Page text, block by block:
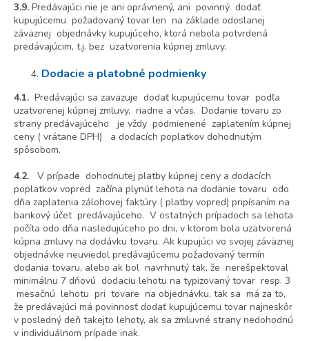
3.9. Predávajúci nie je ani oprávnený, ani povinný dodať
kupujúcemu požadovaný tovar len na základe odoslanej
záväznej objednávky kupujúceho, ktorá nebola potvrdená
predávajúcim, t.j. bez uzatvorenia kúpnej zmluvy.
Dodacie a platobné podmienky
4.1. Predávajúci sa zaväzuje dodať kupujúcemu tovar podľa
uzatvorenej kúpnej zmluvy, riadne a včas. Dodanie tovaru zo
strany predávajúceho je vždy podmienené zaplatením kúpnej
ceny ( vrátane DPH) a dodacích poplatkov dohodnutým
spôsobom.
4.2. V prípade dohodnutej platby kúpnej ceny a dodacích
poplatkov vopred začína plynúť lehota na dodanie tovaru odo
dňa zaplatenia zálohovej faktúry ( platby vopred) pripísaním na
bankový účet predávajúceho. V ostatných prípadoch sa lehota
počíta odo dňa nasledujúceho po dni, v ktorom bola uzatvorená
kúpna zmluvy na dodávku tovaru. Ak kupujúci vo svojej záväznej
objednávke neuviedol predávajúcemu požadovaný termín
dodania tovaru, alebo ak bol navrhnutý tak, že nerešpektoval
minimálnu 7 dňovú dodaciu lehotu na typizovaný tovar resp. 3
mesačnú lehotu pri tovare na objednávku, tak sa má za to,
že predávajúci má povinnosť dodať kupujúcemu tovar najneskôr
v posledný deň takejto lehoty, ak sa zmluvné strany nedohodnú
v individuálnom prípade inak.